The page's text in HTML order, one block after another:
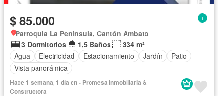
$ 85.000
Parroquia La Península, Cantón Ambato
3 Dormitorios
1,5 Baños
334 m²
Agua
Electricidad Estacionamiento Jardín
Patio
Vista panorámica
Hace 1 semana, 1 día en - Promesa Inmobiliaria &
Constructora